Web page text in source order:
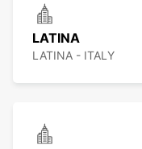
LATINA
LATINA - ITALY